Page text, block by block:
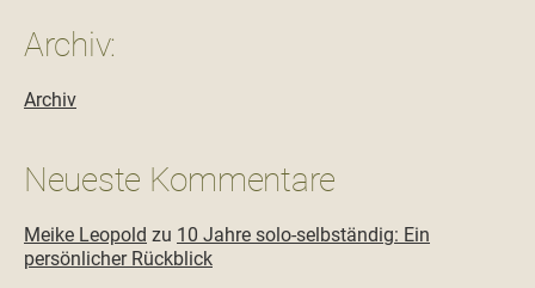
Archiv:
Archiv
Neueste Kommentare
Meike Leopold zu 10 Jahre solo-selbständig: Ein
persönlicher Rückblick